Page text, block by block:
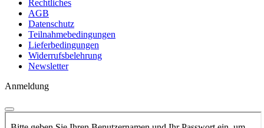
Rechtliches
AGB
Datenschutz
Teilnahmebedingungen
Lieferbedingungen
Widerrufsbelehrung
Newsletter
Anmeldung